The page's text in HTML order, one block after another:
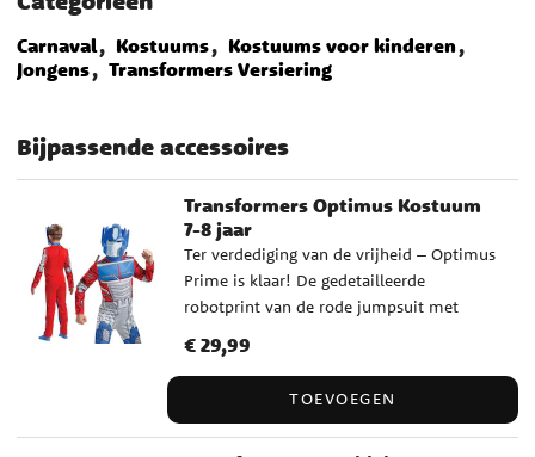
Carnaval Kostuums
Kostuums voor kinderen
Jongens
Transformers Versiering
Bijpassende accessoires
Transformers Optimus Kostuum
7-8 jaar
Ter verdediging van de vrijheid – Optimus
Prime is klaar! De gedetailleerde
robotprint van de rode jumpsuit met
helmmaskertje zorgen voor een krachtige
Halloween, carnaval en themafeestjes. Zit
comfortabel en is makkelijk aan te trekken
Prijs:€ 29,99
€ 29,99
TOEVOEGEN